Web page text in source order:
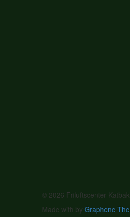
© 2026 Friluftscenter
Made with by Graphene